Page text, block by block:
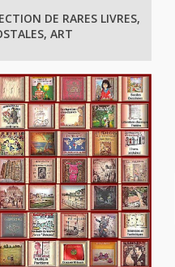
DE RARES LIVRES,
ART